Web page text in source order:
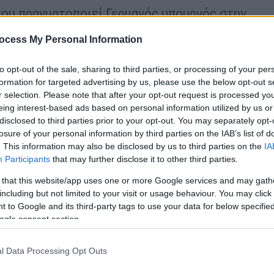
My Personal Information
opt-out of the sale, sharing to third parties, or processing of your
for targeted advertising by us, please use the below opt-out
selection. Please note that after your opt-out request is processed
interest-based ads based on personal information utilized by us
to third parties prior to your opt-out. You may separately
of your personal information by third parties on the IAB’s list of
This information may also be disclosed by us to third parties on the
Participants that may further disclose it to other third parties.
that this website/app uses one or more Google services and may
but not limited to your visit or usage behaviour. You may
to Google and its third-party tags to use your data for below
consent section.
Data Processing Opt Outs
πραγματοποιεί Γερμανός υπουργός στην
του
εκ περιτροπής προεδρία της
μια κομβική χρονική στιγμή, λίγα 24ωρα
διαμεσολάβησης στα ελληνοτουρκικά
στις 13 Ιουλίου) αλλά και λίγα 24ωρα
προσευχή στην Αγία Σοφία (24 Ιουλίου).
του πολέμου ηχούν, πλέον, δυνατά και
του αιγυπτιακού κοινοβουλίου
Φατάχ αλ Σίσι για μια στρατιωτική
υποστηριζόμενες από την Τουρκία
απειλώντας τις κόκκινες γραμμές
του, οΝίκος Δένδιας